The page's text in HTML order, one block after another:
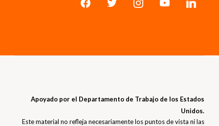
Apoyado por el Departamento de Trabajo de los Estados
Unidos.
Este material no refleja necesariamente los puntos de vista ni las